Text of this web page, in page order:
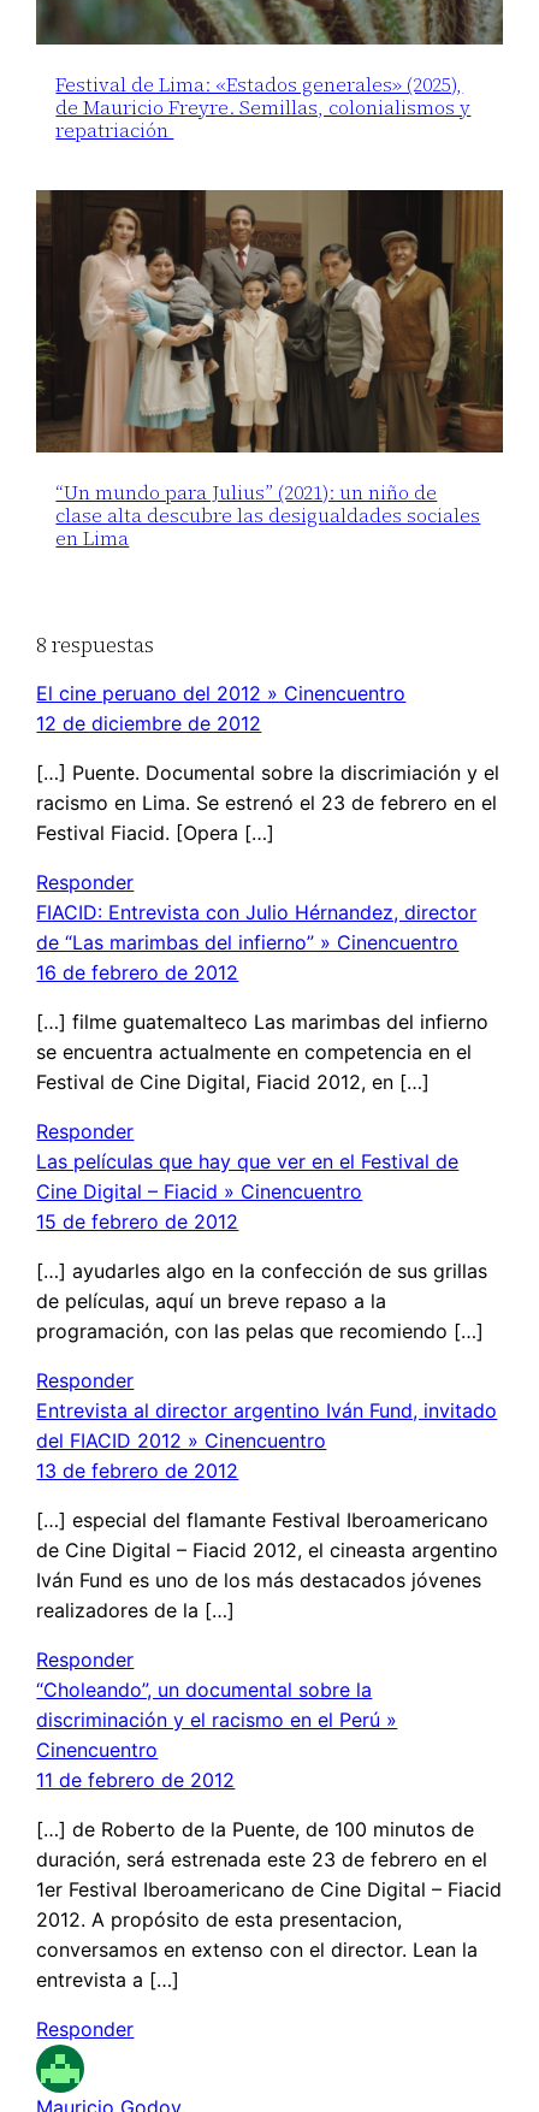
Festival de Lima: «Estados generales» (2025),
de Mauricio Freyre. Semillas, colonialismos y
repatriación
“Un mundo para Julius” (2021): un niño de
clase alta descubre las desigualdades sociales
en Lima
8 respuestas
El cine peruano del 2012 » Cinencuentro
12 de diciembre de 2012
[…] Puente. Documental sobre la discrimiación y el
racismo en Lima. Se estrenó el 23 de febrero en el
Festival Fiacid. [Opera […]
Responder
FIACID: Entrevista con Julio Hérnandez, director
de “Las marimbas del infierno” » Cinencuentro
16 de febrero de 2012
[…] filme guatemalteco Las marimbas del infierno
se encuentra actualmente en competencia en el
Festival de Cine Digital, Fiacid 2012, en […]
Responder
Las películas que hay que ver en el Festival de
Cine Digital – Fiacid » Cinencuentro
15 de febrero de 2012
[…] ayudarles algo en la confección de sus grillas
de películas, aquí un breve repaso a la
programación, con las pelas que recomiendo […]
Responder
Entrevista al director argentino Iván Fund, invitado
del FIACID 2012 » Cinencuentro
13 de febrero de 2012
[…] especial del flamante Festival Iberoamericano
de Cine Digital – Fiacid 2012, el cineasta argentino
Iván Fund es uno de los más destacados jóvenes
realizadores de la […]
Responder
“Choleando”, un documental sobre la
discriminación y el racismo en el Perú »
Cinencuentro
11 de febrero de 2012
[…] de Roberto de la Puente, de 100 minutos de
duración, será estrenada este 23 de febrero en el
1er Festival Iberoamericano de Cine Digital – Fiacid
2012. A propósito de esta presentacion,
conversamos en extenso con el director. Lean la
entrevista a […]
Responder
Mauricio Godoy